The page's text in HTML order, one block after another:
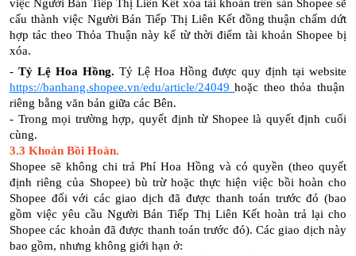
việc Người Bán Tiếp Thị Liên Kết xóa tài khoản trên sàn Shopee sẽ
cấu thành việc Người Bán Tiếp Thị Liên Kết đồng thuận chấm dứt
hợp tác theo Thỏa Thuận này kể từ thời điểm tài khoản Shopee bị
xóa.
- Tỷ Lệ Hoa Hồng. Tỷ Lệ Hoa Hồng được quy định tại website
https://banhang.shopee.vn/edu/article/24049 hoặc theo thỏa thuận
riêng bằng văn bản giữa các Bên.
- Trong mọi trường hợp, quyết định từ Shopee là quyết định cuối
cùng.
3.3 Khoản Bồi Hoàn.
Shopee sẽ không chi trả Phí Hoa Hồng và có quyền (theo quyết
định riêng của Shopee) bù trừ hoặc thực hiện việc bồi hoàn cho
Shopee đối với các giao dịch đã được thanh toán trước đó (bao
gồm việc yêu cầu Người Bán Tiếp Thị Liên Kết hoàn trả lại cho
Shopee các khoản đã được thanh toán trước đó). Các giao dịch này
bao gồm, nhưng không giới hạn ở: